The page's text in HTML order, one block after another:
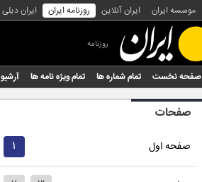
موسسه ایران ایران آنلاین روزنامه ایران ایران دیلی
روزنامه
صفحه نخست تمام شماره ها تمام ویژه نامه ها آرشیو
صفحات
صفحه اول ۱